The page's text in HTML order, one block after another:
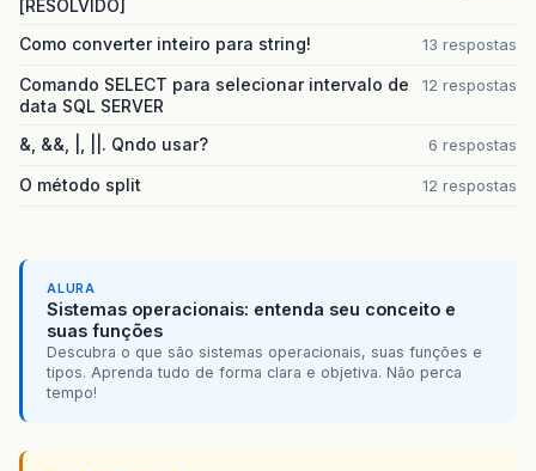
[RESOLVIDO]
Como converter inteiro para string! 13 respostas
Comando SELECT para selecionar intervalo de
data SQL SERVER
12 respostas
&, &&, |, ||. Qndo usar? 6 respostas
O método split 12 respostas
ALURA
Sistemas operacionais: entenda seu conceito e
suas funções
Descubra o que são sistemas operacionais, suas funções e
tipos. Aprenda tudo de forma clara e objetiva. Não perca
tempo!